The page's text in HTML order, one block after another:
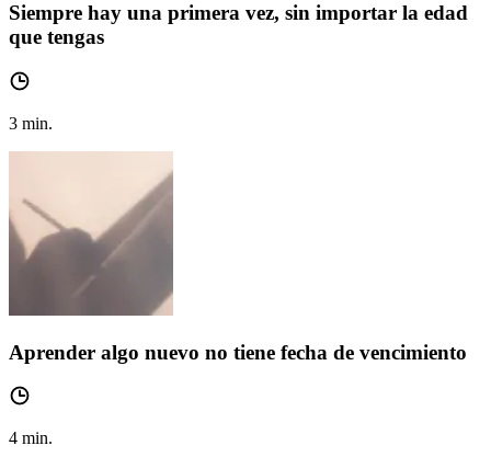
Siempre hay una primera vez, sin importar la edad
que tengas
3 min.
Aprender algo nuevo no tiene fecha de vencimiento
4 min.